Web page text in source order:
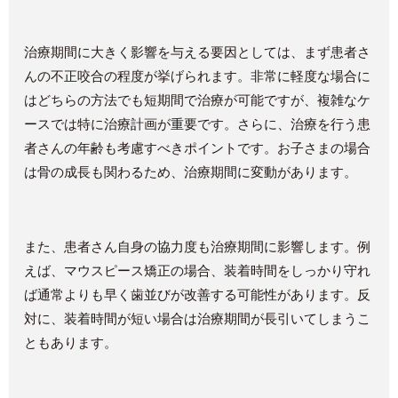
治療期間に大きく影響を与える要因としては、まず患者さ
んの不正咬合の程度が挙げられます。非常に軽度な場合に
はどちらの方法でも短期間で治療が可能ですが、複雑なケ
ースでは特に治療計画が重要です。さらに、治療を行う患
者さんの年齢も考慮すべきポイントです。お子さまの場合
は骨の成長も関わるため、治療期間に変動があります。
また、患者さん自身の協力度も治療期間に影響します。例
えば、マウスピース矯正の場合、装着時間をしっかり守れ
ば通常よりも早く歯並びが改善する可能性があります。反
対に、装着時間が短い場合は治療期間が長引いてしまうこ
ともあります。